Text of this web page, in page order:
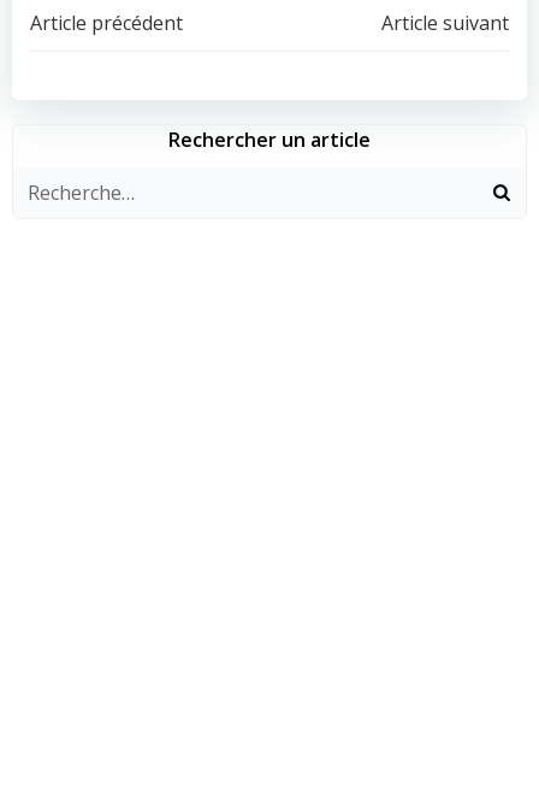
Navigation
de
l’article
Article précédent
Navigation
de
l’article
Article suivant
Rechercher un article